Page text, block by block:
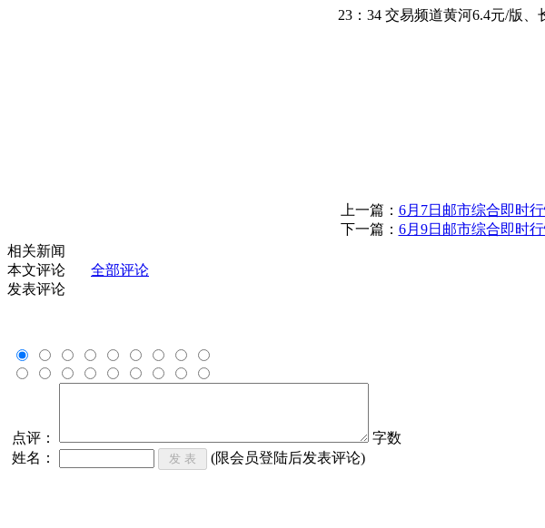
23：34 交易频道黄河6.4元/版、
上一篇： 6月7日邮市综合即时行
下一篇： 6月9日邮市综合即时行
相关新闻
本文评论
全部评论
发表评论
点评：
字数
姓名：
(限会员登陆后发表评论)